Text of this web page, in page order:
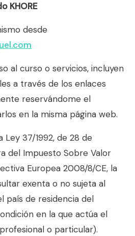
KHORE
desde
al curso o servicios, incluyen
a través de los enlaces
reservándome el
en la misma página web.
37/1992, de 28 de
del Impuesto Sobre Valor
Europea 2008/8/CE, la
exenta o no sujeta al
país de residencia del
en la que actúa el
o particular).